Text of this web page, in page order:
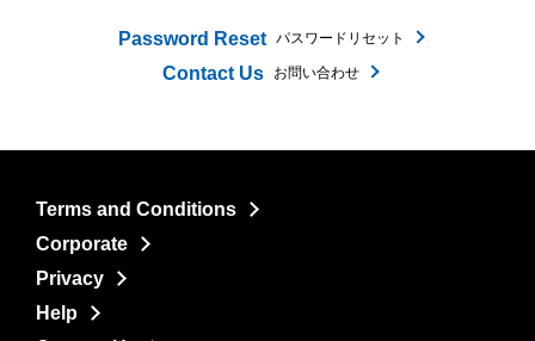
Password Reset パスワードリセット
Contact Us お問い合わせ
Terms and Conditions
Corporate
Privacy
Help